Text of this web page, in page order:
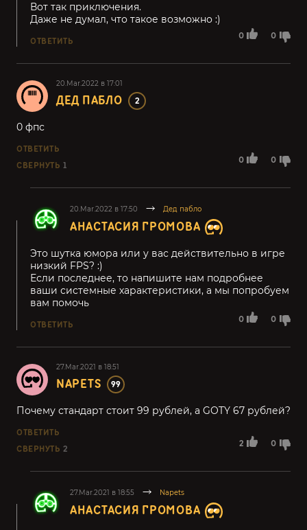
0 0
Вот так приключения.
Даже не думал, что такое возможно :)
ОТВЕТИТЬ
20.Mar.2022 в 17:01
ДЕД ПАБЛО 2
0 0
0 фпс
ОТВЕТИТЬ
СВЕРНУТЬ 1
20.Mar.2022 в 17:50 Дед пабло
АНАСТАСИЯ ГРОМОВА
0 0
Это шутка юмора или у вас действительно в игре
низкий FPS? :)
Если последнее, то напишите нам подробнее
ваши системные характеристики, а мы попробуем
вам помочь
ОТВЕТИТЬ
27.Mar.2021 в 18:51
NAPETS 99
2 0
Почему стандарт стоит 99 рублей, а GOTY 67 рублей?
ОТВЕТИТЬ
СВЕРНУТЬ 2
27.Mar.2021 в 18:55 Napets
АНАСТАСИЯ ГРОМОВА